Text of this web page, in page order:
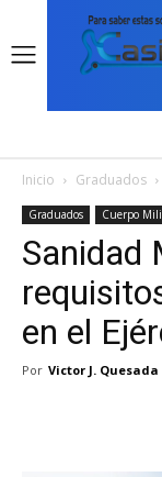
Inicio Graduados
Graduados Cuerpo
Sanidad
en el
Por Victor J. Quesada